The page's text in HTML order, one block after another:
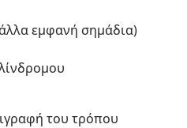
εμφανή σημάδια)
του τρόπου